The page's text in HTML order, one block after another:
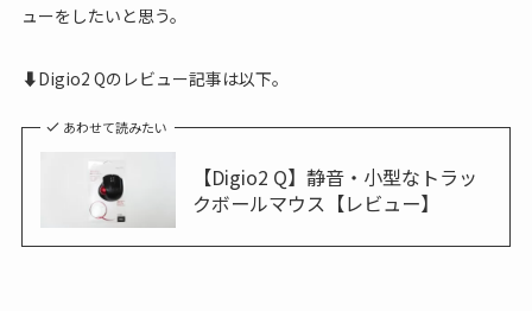
ューをしたいと思う。
⬇︎Digio2 Qのレビュー記事は以下。
あわせて読みたい
【Digio2 Q】静音・小型なトラッ
クボールマウス【レビュー】